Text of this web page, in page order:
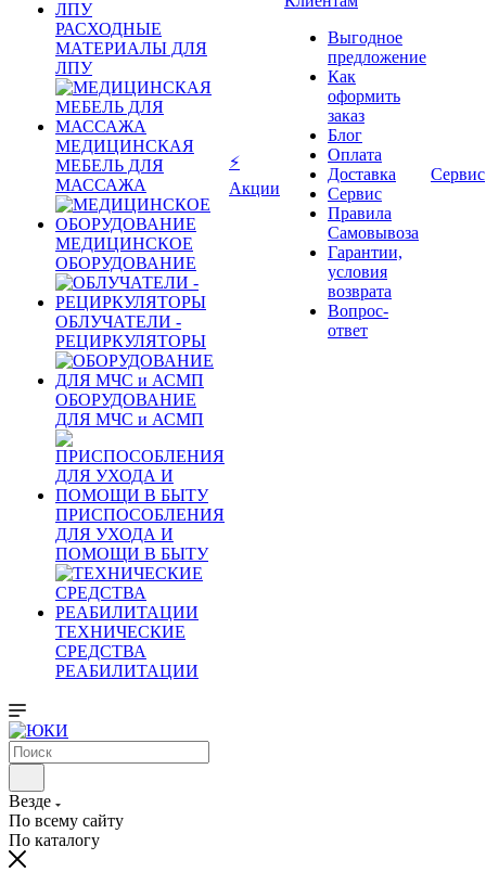
РАСХОДНЫЕ
МАТЕРИАЛЫ ДЛЯ
ЛПУ
МЕДИЦИНСКАЯ
МЕБЕЛЬ ДЛЯ
МАССАЖА
МЕДИЦИНСКОЕ
ОБОРУДОВАНИЕ
ОБЛУЧАТЕЛИ -
РЕЦИРКУЛЯТОРЫ
ОБОРУДОВАНИЕ
ДЛЯ МЧС и АСМП
ПРИСПОСОБЛЕНИЯ
ДЛЯ УХОДА И
ПОМОЩИ В БЫТУ
ТЕХНИЧЕСКИЕ
СРЕДСТВА
РЕАБИЛИТАЦИИ
⚡
Акции
Выгодное
предложение
Как
оформить
заказ
Блог
Оплата
Доставка
Сервис
Правила
Самовывоза
Гарантии,
условия
возврата
Вопрос-
ответ
Сервис
Везде
По всему сайту
По каталогу